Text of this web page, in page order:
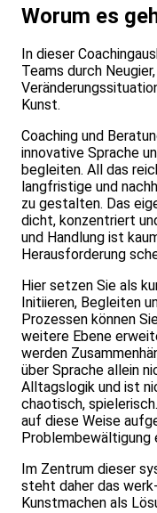
Worum es
In dieser
Teams durch
Kunst.
Coaching und
innovative Sprache
begleiten. All das
langfristige und
zu gestalten. Das
dicht, konzentriert
und Handlung ist
Herausforderung
Hier setzen Sie als
Initiieren, Begleiten
Prozessen können
weitere Ebene
werden
über Sprache allein
Alltagslogik und ist
chaotisch,
auf diese Weise
Problembewältigung
Im Zentrum dieser
steht daher das
Kunstmachen als